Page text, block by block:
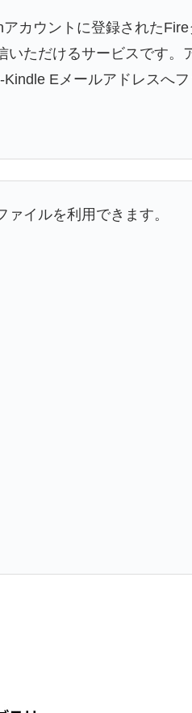
カウントに登録された
ただけるサービスです。
Eメールアドレスへ
イルを利用できます。